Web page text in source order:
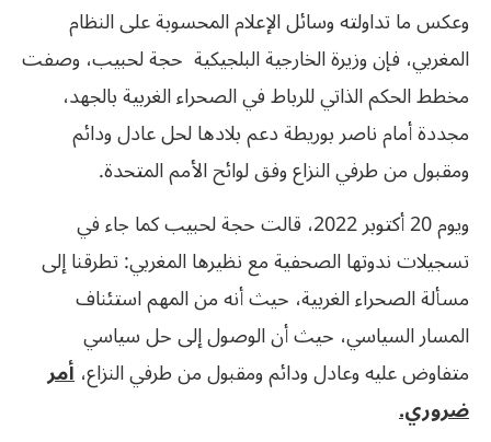
وعكس ما تداولته وسائل الإعلام المحسوبة على النظام
المغربي، فإن وزيرة الخارجية البلجيكية حجة لحبيب، وصفت
مخطط الحكم الذاتي للرباط في الصحراء الغربية بالجهد،
مجددة أمام ناصر بوريطة دعم بلادها لحل عادل ودائم
ومقبول من طرفي النزاع وفق لوائح الأمم المتحدة.
ويوم 20 أكتوبر 2022، قالت حجة لحبيب كما جاء في
تسجيلات ندوتها الصحفية مع نظيرها المغربي: تطرقنا إلى
مسألة الصحراء الغربية، حيث أنه من المهم استئناف
المسار السياسي، حيث أن الوصول إلى حل سياسي
متفاوض عليه وعادل ودائم ومقبول من طرفي النزاع،أمر
ضروري.